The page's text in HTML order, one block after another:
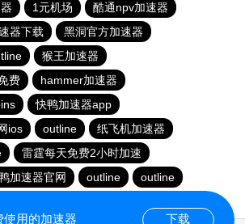
1元机场
酷通npv加速器
器下载
黑洞官方加速器
猴王加速器
费
hammer加速器
快鸭加速器app
ios
outline
纸飞机加速器
雷霆每天免费2小时加速
加速器官网 outline
outline
使用的加速器 下载